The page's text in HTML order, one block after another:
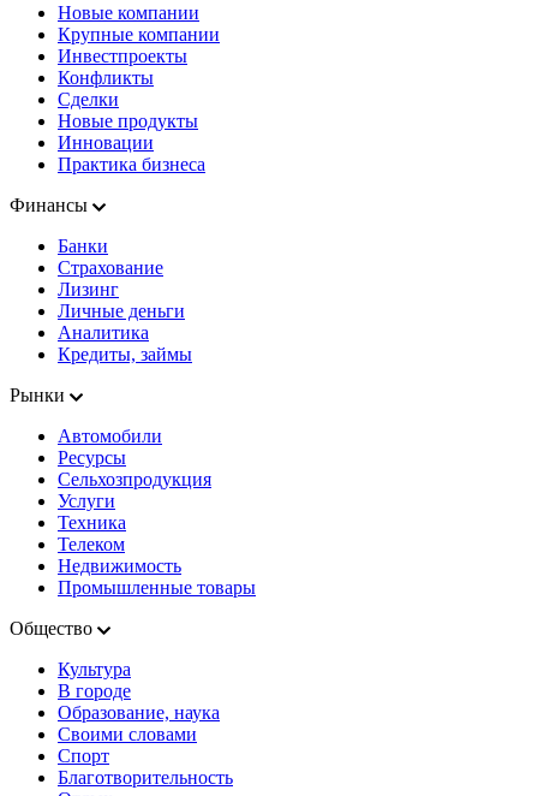
Новые компании
Крупные компании
Инвестпроекты
Конфликты
Сделки
Новые продукты
Инновации
Практика бизнеса
Финансы
Банки
Страхование
Лизинг
Личные деньги
Аналитика
Кредиты, займы
Рынки
Автомобили
Ресурсы
Сельхозпродукция
Услуги
Техника
Телеком
Недвижимость
Промышленные товары
Общество
Культура
В городе
Образование, наука
Своими словами
Спорт
Благотворительность